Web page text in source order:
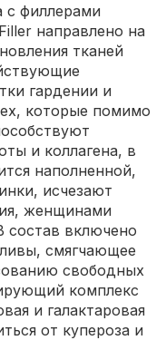
с филлерами
направлено на
тканей
гардении и
которые помимо
и коллагена, в
наполненной,
исчезают
женщинами
состав включено
смягчающее
свободных
комплекс
и галактаровая
от купероза и